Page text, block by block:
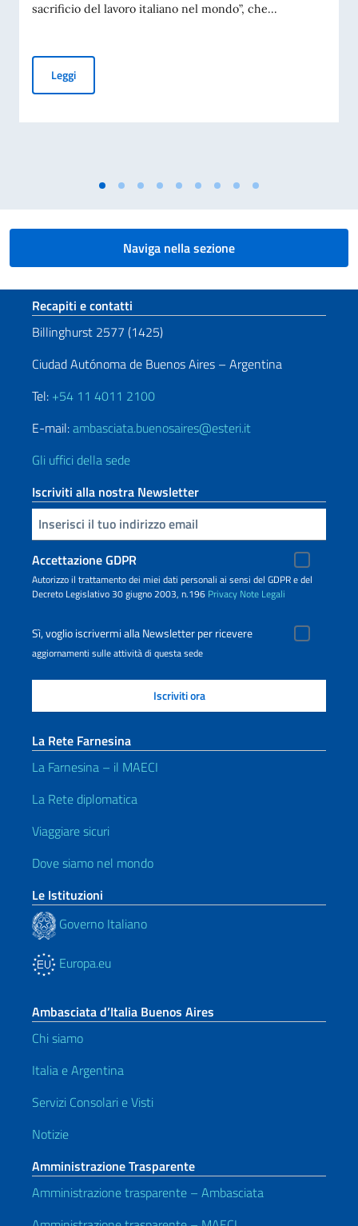
sacrificio del lavoro italiano nel mondo”, che...
LeggiGiornata Nazionale del Sacrificio del Lavoro Italiano nel
Naviga nella sezione
Sezione footer
Recapiti e contatti
Billinghurst 2577 (1425)
Ciudad Autónoma de Buenos Aires – Argentina
Tel: +54 11 4011 2100
E-mail:ambasciata.buenosaires@esteri.it
Gli uffici della sede
Iscriviti alla nostra Newsletter
Inserisci la tua email
Accettazione GDPR
Autorizzo il trattamento dei miei dati personali ai sensi del GDPR e del
Decreto Legislativo 30 giugno 2003, n.196 Privacy Note Legali
Sì, voglio iscrivermi alla Newsletter per ricevere
aggiornamenti sulle attività di questa sede
La Rete Farnesina
La Farnesina – il MAECI
La Rete diplomatica
Viaggiare sicuri
Dove siamo nel mondo
Le Istituzioni
Governo Italiano
Europa.eu
Ambasciata d’Italia Buenos Aires
Chi siamo
Italia e Argentina
Servizi Consolari e Visti
Notizie
Amministrazione Trasparente
Amministrazione trasparente – Ambasciata